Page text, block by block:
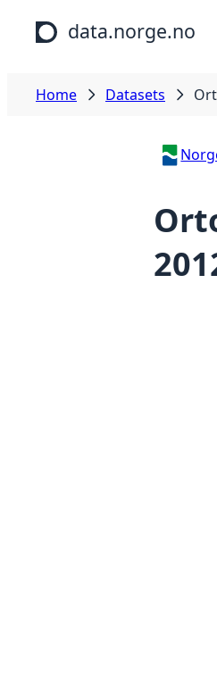
Skip to main content
data.norge.no
Home Datasets